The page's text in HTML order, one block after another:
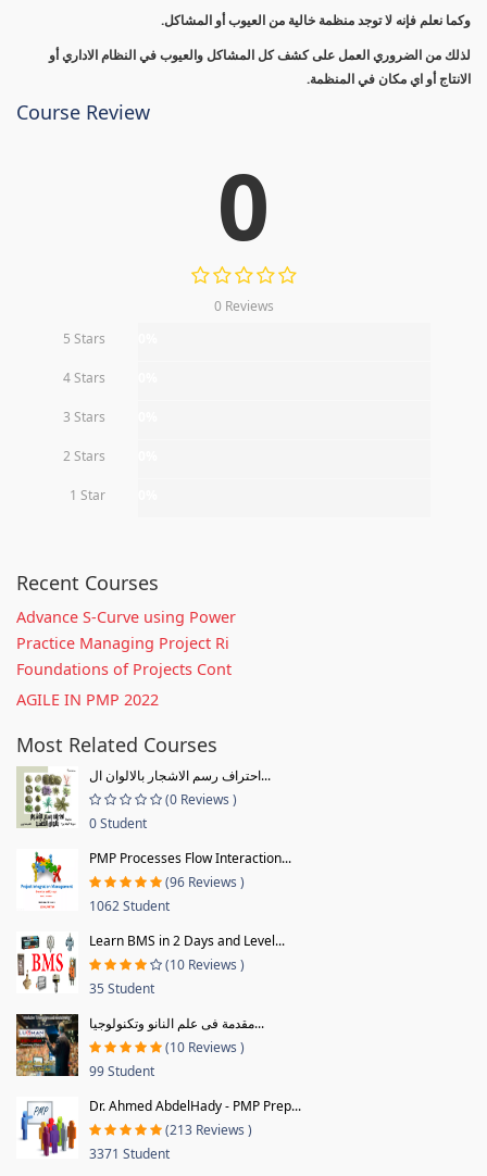
وكما نعلم فإنه لا توجد منظمة خالية من العيوب أو المشاكل.
لذلك من الضروري العمل على كشف كل المشاكل والعيوب في النظام الاداري أو
الانتاج أو اي مكان في المنظمة.
Course Review
0
0 Reviews
5 Stars
4 Stars
3 Stars
2 Stars
1 Star
Recent Courses
Advance S-Curve using Power
Practice Managing Project Ri
Foundations of Projects Cont
AGILE IN PMP 2022
Most Related Courses
احتراف رسم الاشجار بالالوان ال...
(0 Reviews )
0 Student
PMP Processes Flow Interaction...
(96 Reviews )
1062 Student
Learn BMS in 2 Days and Level...
(10 Reviews )
35 Student
مقدمة فى علم النانو وتكنولوجيا...
(10 Reviews )
99 Student
Dr. Ahmed AbdelHady - PMP Prep...
(213 Reviews )
3371 Student